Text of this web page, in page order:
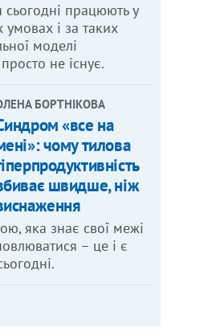
сьогодні працюють у
і за таких
моделі
не існує.
БОРТНІКОВА
«все на
чому тилова
швидше, ніж
яка знає свої межі
– це і є